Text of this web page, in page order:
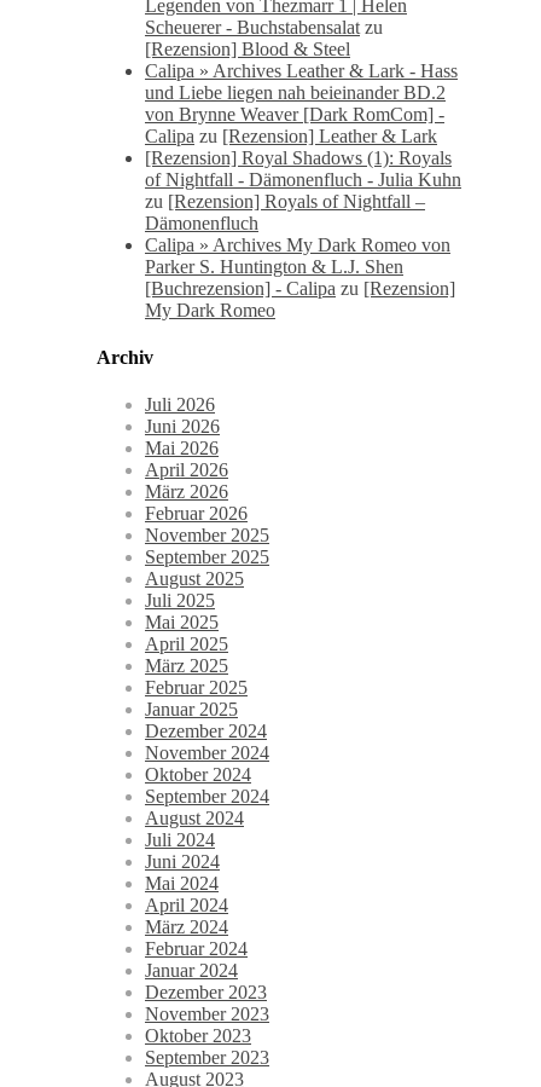
Legenden von Thezmarr 1 | Helen
Scheuerer - Buchstabensalat zu
[Rezension] Blood & Steel
Calipa » Archives Leather & Lark - Hass
und Liebe liegen nah beieinander BD.2
von Brynne Weaver [Dark RomCom] -
Calipa zu [Rezension] Leather & Lark
[Rezension] Royal Shadows (1): Royals
of Nightfall - Dämonenfluch - Julia Kuhn
zu [Rezension] Royals of Nightfall –
Dämonenfluch
Calipa » Archives My Dark Romeo von
Parker S. Huntington & L.J. Shen
[Buchrezension] - Calipa zu [Rezension]
My Dark Romeo
Archiv
Juli 2026
Juni 2026
Mai 2026
April 2026
März 2026
Februar 2026
November 2025
September 2025
August 2025
Juli 2025
Mai 2025
April 2025
März 2025
Februar 2025
Januar 2025
Dezember 2024
November 2024
Oktober 2024
September 2024
August 2024
Juli 2024
Juni 2024
Mai 2024
April 2024
März 2024
Februar 2024
Januar 2024
Dezember 2023
November 2023
Oktober 2023
September 2023
August 2023